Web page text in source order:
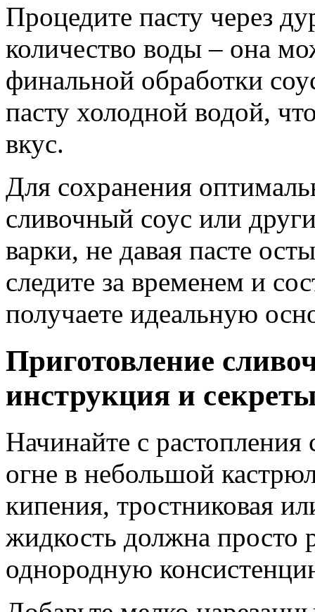
Процедите пасту через
количество воды – она
финальной обработки
пасту холодной водой,
вкус.
Для сохранения
сливочный соус или
варки, не давая пасте
следите за временем и
получаете идеальную
Приготовление
инструкция и
Начинайте с
огне в небольшой
кипения, тростниковая
жидкость должна просто
однородную